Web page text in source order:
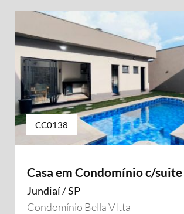
CC0138
Casa em Condomínio c/suite
Jundiaí / SP
Condomínio Bella VItta